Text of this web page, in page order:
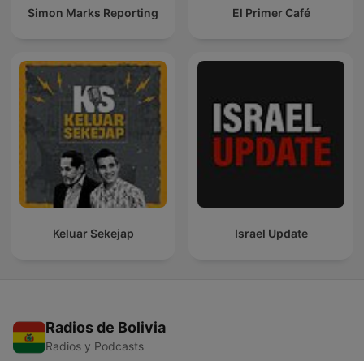
Simon Marks Reporting El Primer Café
Keluar Sekejap Israel Update
Radios de Bolivia
Radios y Podcasts